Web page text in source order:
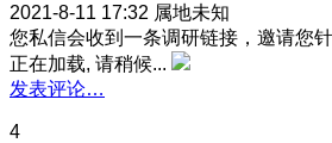
2021-8-11 17:32 属地未知
您私信会收到一条调研链接，邀请您
正在加载, 请稍候...
发表评论…
4